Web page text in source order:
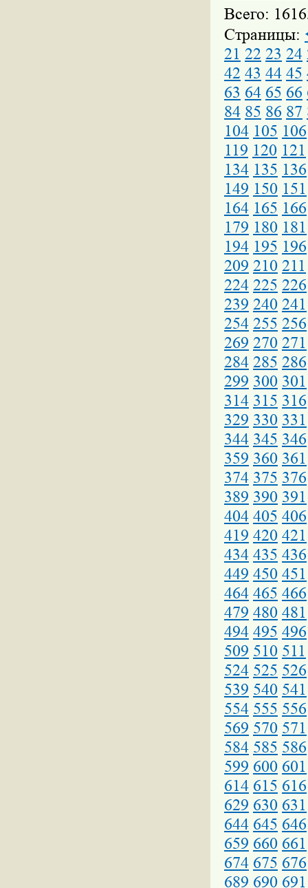
Всего:
Страницы:
21 22 23 24
42 43 44 45
63 64 65 66
84 85 86 87
104 105 106
119 120 121
134 135 136
149 150 151
164 165 166
179 180 181
194 195 196
209 210 211
224 225 226
239 240 241
254 255 256
269 270 271
284 285 286
299 300 301
314 315 316
329 330 331
344 345 346
359 360 361
374 375 376
389 390 391
404 405 406
419 420 421
434 435 436
449 450 451
464 465 466
479 480 481
494 495 496
509 510 511
524 525 526
539 540 541
554 555 556
569 570 571
584 585 586
599 600 601
614 615 616
629 630 631
644 645 646
659 660 661
674 675 676
689 690 691